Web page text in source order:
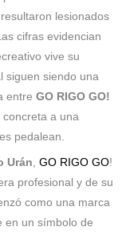
lesionados
cifras evidencian
vive su
siguen siendo una
entre GO RIGO GO!
a una
pedalean.
Urán GO RIGO GO!
profesional y de su
como una marca
en un símbolo de